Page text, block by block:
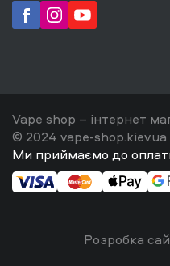
Vape shop – інтернет
© 2024 vape-shop.kiev.ua
Ми приймаємо до
Розробка